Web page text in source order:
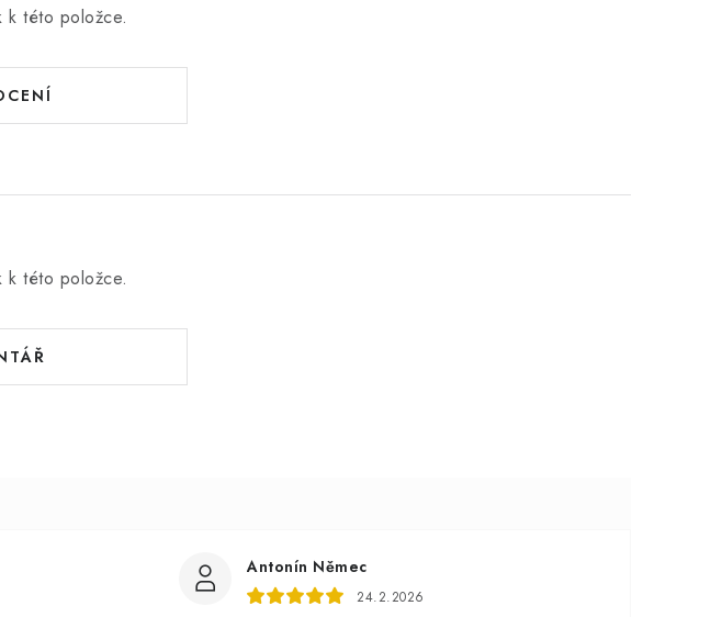
k této položce.
k této položce.
Antonín Němec
24.2.2026